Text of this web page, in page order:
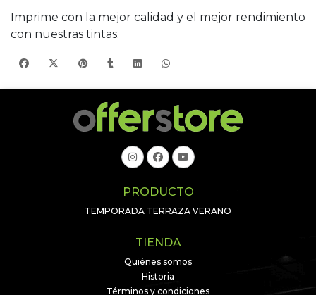
Imprime con la mejor calidad y el mejor rendimiento
con nuestras tintas.
PRODUCTO
TEMPORADA TERRAZA VERANO
TIENDA
Quiénes somos
Historia
Términos y condiciones